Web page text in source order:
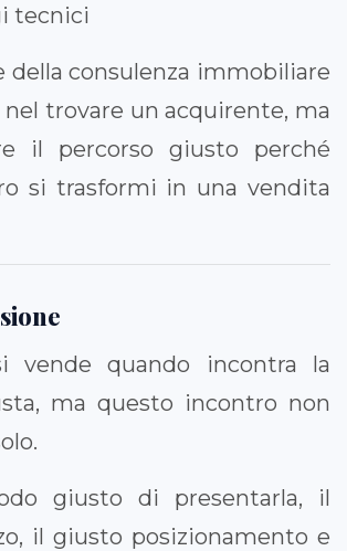
tecnici
della consulenza immobiliare
nel trovare un acquirente, ma
il percorso giusto perché
si trasformi in una vendita
vende quando incontra la
ma questo incontro non
giusto di presentarla, il
il giusto posizionamento e